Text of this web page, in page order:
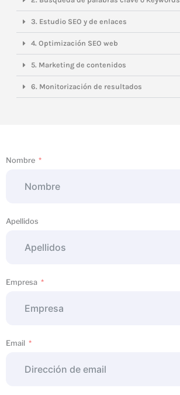
3. Estudio SEO y de enlaces
4. Optimización SEO web
5. Marketing de contenidos
6. Monitorización de resultados
Nombre
Apellidos
Empresa
Email